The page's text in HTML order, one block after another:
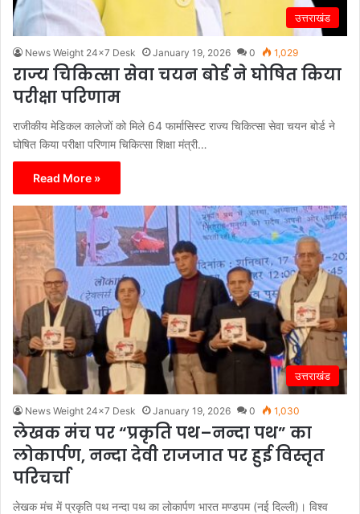
उत्तराखंड
News Weight 24x7 Desk January 19, 2026 0 1,029
राज्य चिकित्सा सेवा चयन बोर्ड ने घोषित किया
परीक्षा परिणाम
राजीकीय मेडिकल कालेजों को मिले 64 फार्मासिस्ट राज्य चिकित्सा सेवा चयन बोर्ड ने
घोषित किया परीक्षा परिणाम चिकित्सा शिक्षा मंत्री…
Read More »
उत्तराखंड
News Weight 24x7 Desk January 19, 2026 0 1,030
लेखक मंच पर “प्रकृति पथ–नन्दा पथ” का
लोकार्पण, नन्दा देवी राजजात पर हुई विस्तृत
परिचर्चा
लेखक मंच में प्रकृति पथ नन्दा पथ का लोकार्पण भारत मण्डपम (नई दिल्ली)। विश्व